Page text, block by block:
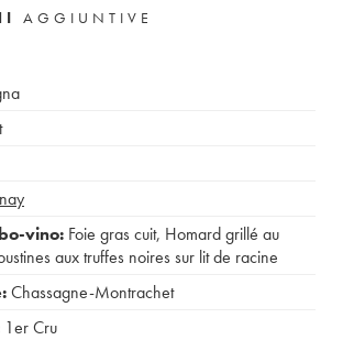
AGGIUNTIVE
vino: Foie gras cuit, Homard grillé au
aux truffes noires sur lit de racine
Chassagne-Montrachet
1er Cru